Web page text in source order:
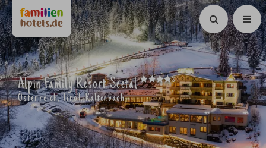
Suchen
Alpin Family Resort Seetal ****
S
Österreich, Tirol, Kaltenbach